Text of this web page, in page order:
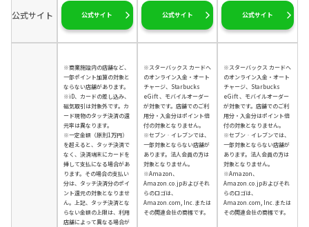
公式サイト 公式サイト 公式サイト 公式サイト
※商業施設内の店舗など、
一部ポイント加算の対象と
ならない店舗があります。
※iD、カードの差し込み、
磁気取引は対象外です。カ
ード現物のタッチ決済の還
元率は異なります。
※一定金額（原則1万円）
を超えると、タッチ決済で
なく、決済端末にカードを
挿して支払になる場合があ
ります。その場合の支払い
分は、タッチ決済分のポイ
ント還元の対象となりませ
ん。上記、タッチ決済とな
らない金額の上限は、利用
店舗によって異なる場合が
※スターバックス カードへ
のオンライン入金・オート
チャージ、Starbucks
eGift 、モバイルオーダー
が対象です。店舗でのご利
用分・入金分はポイント倍
付の対象となりません。
※セブン‐イレブンでは、
一部対象とならない店舗が
あります。法人会員の方は
対象となりません。
※Amazon、
Amazon.co.jpおよびそれ
らのロゴは、
Amazon.com, Inc.または
その関連会社の商標です。
※スターバックス カードへ
のオンライン入金・オート
チャージ、Starbucks
eGift 、モバイルオーダー
が対象です。店舗でのご利
用分・入金分はポイント倍
付の対象となりません。
※セブン‐イレブンでは、
一部対象とならない店舗が
あります。法人会員の方は
対象となりません。
※Amazon、
Amazon.co.jpおよびそれ
らのロゴは、
Amazon.com, Inc.または
その関連会社の商標です。